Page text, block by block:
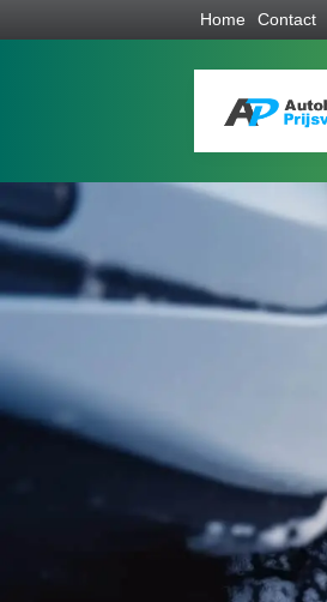
Home Contact